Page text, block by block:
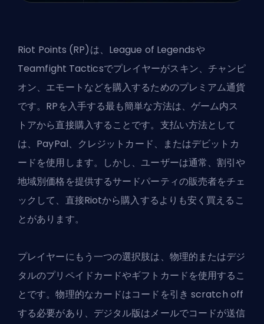
Riot Points (RP)は、League of Legendsや
Teamfight Tacticsでプレイヤーがスキン、チャンピ
オン、エモートなどを購入するためのプレミアム通貨
です。RPを入手する最も簡単な方法は、ゲーム内ス
トアから直接購入することです。支払い方法として
は、PayPal、クレジットカード、またはデビットカ
ードを使用します。しかし、ユーザーは通常、割引や
地域別価格を提供するサードパーティの販売者をチェ
ックして、直接Riotから購入するよりも安く買えるこ
とがあります。
プレイヤーにもう一つの選択肢は、物理的またはデジ
タルのプリペイドカードやギフトカードを使用するこ
とです。物理的なカードはコードを引き scratch off
する必要があり、デジタル版はメールでコードが送信